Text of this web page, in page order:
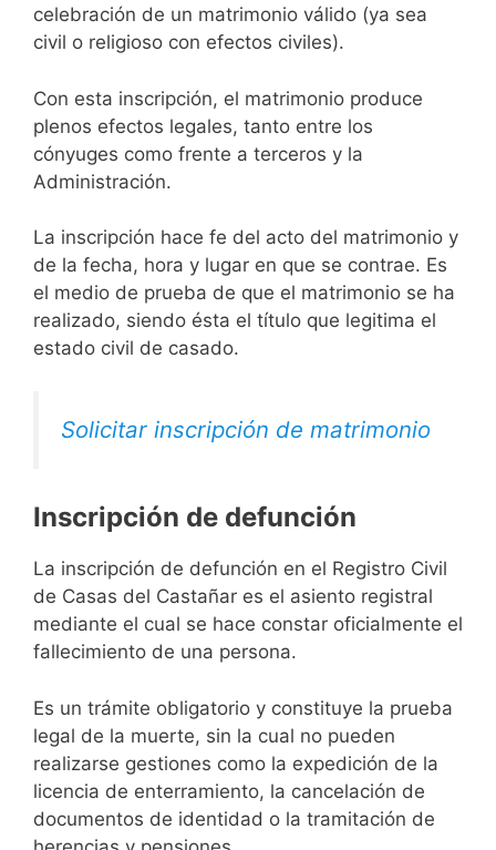
celebración de un matrimonio válido (ya sea
civil o religioso con efectos civiles).
Con esta inscripción, el matrimonio produce
plenos efectos legales, tanto entre los
cónyuges como frente a terceros y la
Administración.
La inscripción hace fe del acto del matrimonio y
de la fecha, hora y lugar en que se contrae. Es
el medio de prueba de que el matrimonio se ha
realizado, siendo ésta el título que legitima el
estado civil de casado.
Solicitar inscripción de matrimonio
Inscripción de defunción
La inscripción de defunción en el Registro Civil
de Casas del Castañar es el asiento registral
mediante el cual se hace constar oficialmente el
fallecimiento de una persona.
Es un trámite obligatorio y constituye la prueba
legal de la muerte, sin la cual no pueden
realizarse gestiones como la expedición de la
licencia de enterramiento, la cancelación de
documentos de identidad o la tramitación de